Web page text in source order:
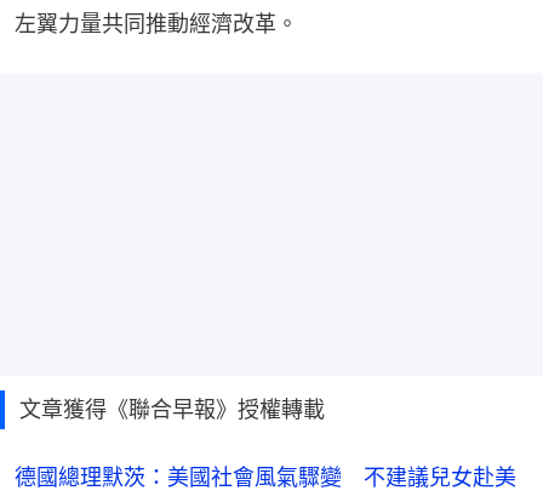
左翼力量共同推動經濟改革。
文章獲得《聯合早報》授權轉載
德國總理默茨：美國社會風氣驟變 不建議兒女赴美